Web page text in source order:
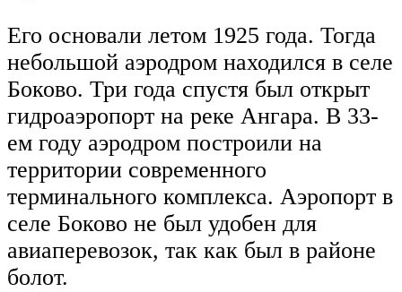
Его основали летом 1925 года. Тогда
небольшой аэродром находился в селе
Боково. Три года спустя был открыт
гидроаэропорт на реке Ангара. В 33-
ем году аэродром построили на
территории современного
терминального комплекса. Аэропорт в
селе Боково не был удобен для
авиаперевозок, так как был в районе
болот.